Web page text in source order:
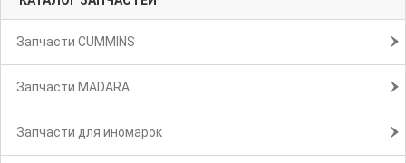
Запчасти CUMMINS
Запчасти MADARA
Запчасти для иномарок